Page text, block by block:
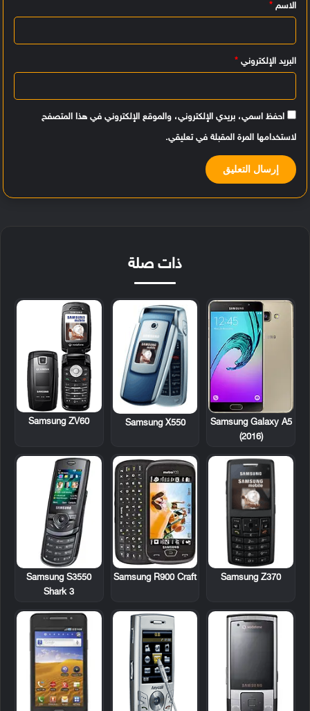
ق
الاسم *
البريد الإلكتروني *
احفظ اسمي، بريدي الإلكتروني، والموقع الإلكتروني في هذا المتصفح
لاستخدامها المرة المقبلة في تعليقي.
ذات صلة
Samsung Galaxy A5
(2016)
Samsung X550
Samsung ZV60
Samsung Z370
Samsung R900 Craft
Samsung S3550
Shark 3